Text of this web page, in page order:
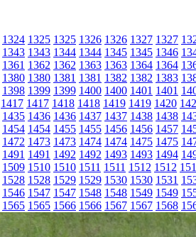
1324 1325 1325 1326 1326 1327 1327
1343 1343 1344 1344 1345 1345 1346
1361 1362 1362 1363 1363 1364 1364
1380 1380 1381 1381 1382 1382 1383
1398 1399 1399 1400 1400 1401 1401
1417 1417 1418 1418 1419 1419 1420
1435 1436 1436 1437 1437 1438 1438
1454 1454 1455 1455 1456 1456 1457
1472 1473 1473 1474 1474 1475 1475
1491 1491 1492 1492 1493 1493 1494
1509 1510 1510 1511 1511 1512 1512
1528 1528 1529 1529 1530 1530 1531
1546 1547 1547 1548 1548 1549 1549
1565 1565 1566 1566 1567 1567 1568